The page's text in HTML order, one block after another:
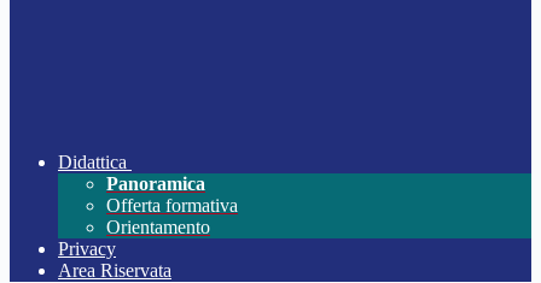
Didattica
Panoramica
Offerta formativa
Orientamento
Privacy
Area Riservata